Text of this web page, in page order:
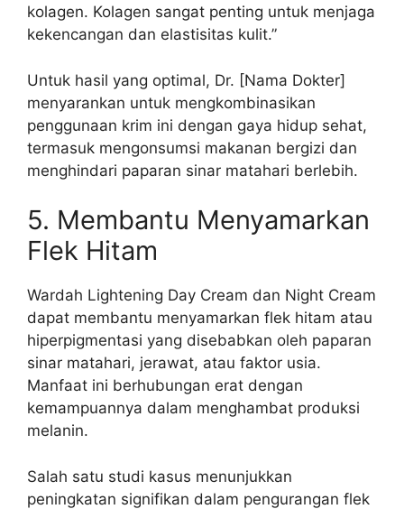
kolagen. Kolagen sangat penting untuk menjaga
kekencangan dan elastisitas kulit.”
Untuk hasil yang optimal, Dr. [Nama Dokter]
menyarankan untuk mengkombinasikan
penggunaan krim ini dengan gaya hidup sehat,
termasuk mengonsumsi makanan bergizi dan
menghindari paparan sinar matahari berlebih.
5. Membantu Menyamarkan
Flek Hitam
Wardah Lightening Day Cream dan Night Cream
dapat membantu menyamarkan flek hitam atau
hiperpigmentasi yang disebabkan oleh paparan
sinar matahari, jerawat, atau faktor usia.
Manfaat ini berhubungan erat dengan
kemampuannya dalam menghambat produksi
melanin.
Salah satu studi kasus menunjukkan
peningkatan signifikan dalam pengurangan flek